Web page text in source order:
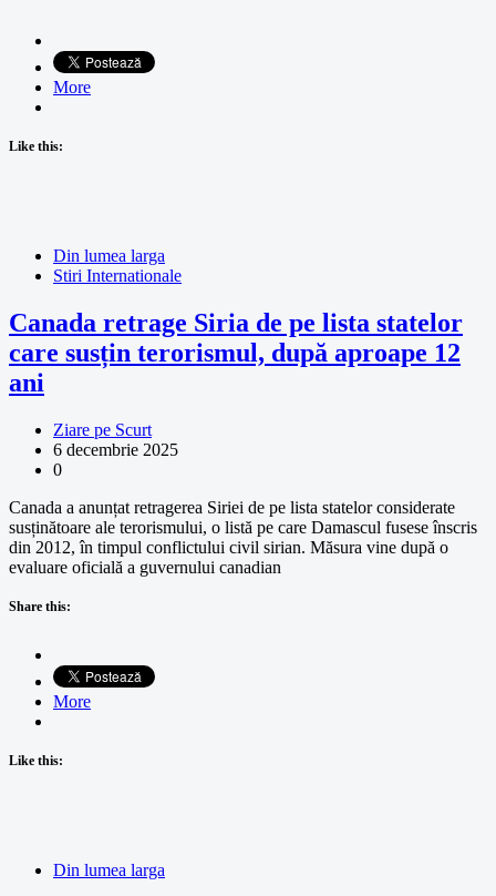
More
Like this:
Din lumea larga
Stiri Internationale
Canada retrage Siria de pe lista statelor
care susțin terorismul, după aproape 12
ani
Ziare pe Scurt
6 decembrie 2025
0
Canada a anunțat retragerea Siriei de pe lista statelor considerate
susținătoare ale terorismului, o listă pe care Damascul fusese înscris
din 2012, în timpul conflictului civil sirian. Măsura vine după o
evaluare oficială a guvernului canadian
Share this:
More
Like this:
Din lumea larga